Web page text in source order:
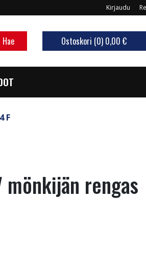
Kirjaudu
Hae Ostoskori (0) 0,00 €
F
mönkijän rengas